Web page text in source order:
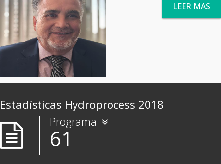
LEER MAS
Estadísticas Hydroprocess 2018
Programa
61